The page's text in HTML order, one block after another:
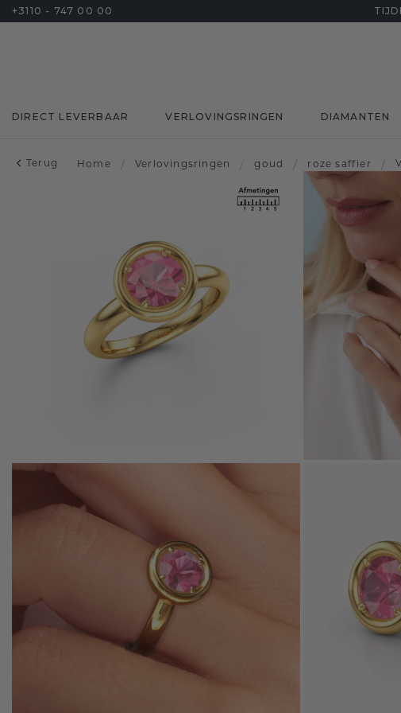
+3110 - 747 00 00
DIRECT LEVERBAAR VERLOVINGSRINGEN DIAMANTEN
Terug Home / Verlovingsringen / goud / roze saffier /